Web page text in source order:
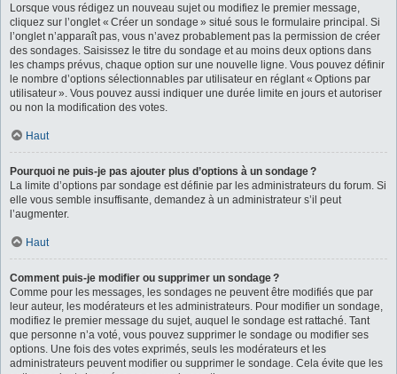
Lorsque vous rédigez un nouveau sujet ou modifiez le premier message,
cliquez sur l’onglet « Créer un sondage » situé sous le formulaire principal. Si
l’onglet n’apparaît pas, vous n’avez probablement pas la permission de créer
des sondages. Saisissez le titre du sondage et au moins deux options dans
les champs prévus, chaque option sur une nouvelle ligne. Vous pouvez définir
le nombre d’options sélectionnables par utilisateur en réglant « Options par
utilisateur ». Vous pouvez aussi indiquer une durée limite en jours et autoriser
ou non la modification des votes.
Haut
Pourquoi ne puis-je pas ajouter plus d’options à un sondage ?
La limite d’options par sondage est définie par les administrateurs du forum. Si
elle vous semble insuffisante, demandez à un administrateur s’il peut
l’augmenter.
Haut
Comment puis-je modifier ou supprimer un sondage ?
Comme pour les messages, les sondages ne peuvent être modifiés que par
leur auteur, les modérateurs et les administrateurs. Pour modifier un sondage,
modifiez le premier message du sujet, auquel le sondage est rattaché. Tant
que personne n’a voté, vous pouvez supprimer le sondage ou modifier ses
options. Une fois des votes exprimés, seuls les modérateurs et les
administrateurs peuvent modifier ou supprimer le sondage. Cela évite que les